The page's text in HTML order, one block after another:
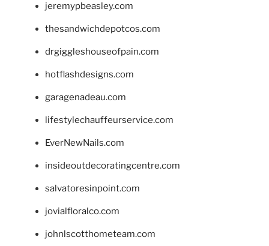
jeremypbeasley.com
thesandwichdepotcos.com
drgiggleshouseofpain.com
hotflashdesigns.com
garagenadeau.com
lifestylechauffeurservice.com
EverNewNails.com
insideoutdecoratingcentre.com
salvatoresinpoint.com
jovialfloralco.com
johnlscotthometeam.com